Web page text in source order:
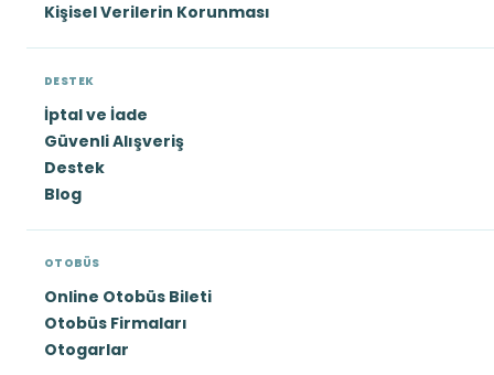
Kişisel Verilerin Korunması
DESTEK
İptal ve İade
Güvenli Alışveriş
Destek
Blog
OTOBÜS
Online Otobüs Bileti
Otobüs Firmaları
Otogarlar